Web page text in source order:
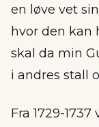
en løve vet
hvor den kan
skal da min
i andres stall
Fra 1729-